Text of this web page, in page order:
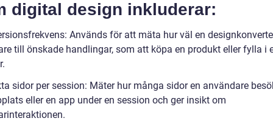
digital design inkluderar:
Används för att mäta hur väl en
till önskade handlingar, som att köpa en produkt eller fylla i
sidor per session: Mäter hur många sidor en användare
eller en app under en session och ger insikt om